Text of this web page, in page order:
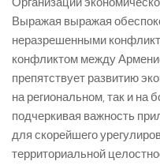
Выражая выражая
неразрешенными
конфликтом между
препятствует развитию
на региональном, так и на
подчеркивая важность
для скорейшего
территориальной